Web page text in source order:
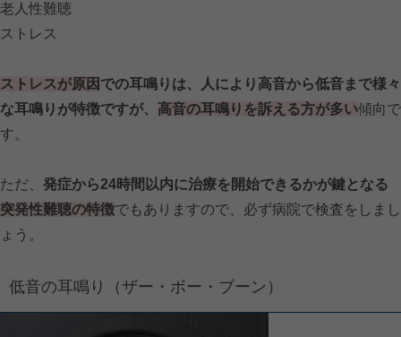
老人性難聴
ストレス
ストレスが原因 での耳鳴りは、人により高音から低音まで様々
な耳鳴りが特徴ですが、 高音の耳鳴りを訴える方が多い傾向で
す。
ただ、 発症から24時間以内に治療を開始できるかが鍵となる
突発性難聴の特徴でもありますので、必ず病院で検査をしまし
ょう。
低音の耳鳴り（ザー・ボー・ブーン）